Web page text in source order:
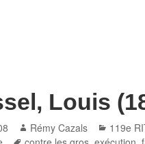
Louis
Author
Rémy Cazals 119e
Tags